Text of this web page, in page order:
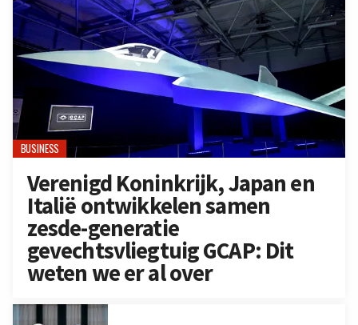
BUSINESS
Verenigd Koninkrijk, Japan en
Italië ontwikkelen samen
zesde-generatie
gevechtsvliegtuig GCAP: Dit
weten we er al over